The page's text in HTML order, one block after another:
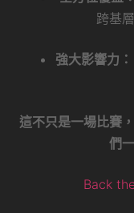
跨基
強大影響力：
這不只是一場比賽
們
Back